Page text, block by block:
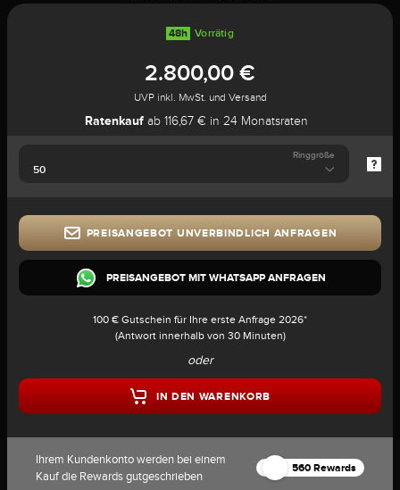
48h Vorrätig
2.800,00 €
UVP inkl. MwSt. und Versand
Ratenkauf ab 116,67 € in 24 Monatsraten
Ringgröße
PREISANGEBOT UNVERBINDLICH ANFRAGEN
PREISANGEBOT MIT WHATSAPP ANFRAGEN
100 € Gutschein für Ihre erste Anfrage 2026*
(Antwort innerhalb von 30 Minuten)
oder
IN DEN WARENKORB
Ihrem Kundenkonto werden bei einem
Kauf die Rewards gutgeschrieben
560 Rewards